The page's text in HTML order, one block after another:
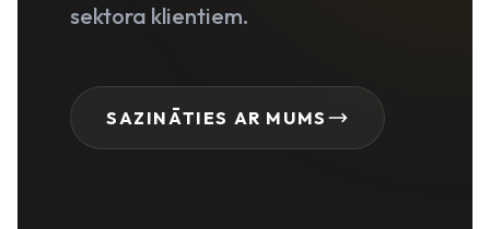
sektora klientiem.
SAZINĀTIES AR MUMS